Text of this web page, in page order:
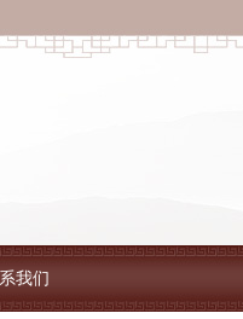
我们